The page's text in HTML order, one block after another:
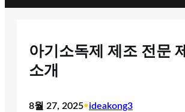
아기소독제 제조 전문
소개
8월 27, 2025•ideakong3